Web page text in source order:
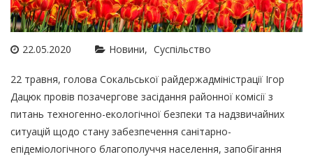
22.05.2020 Новини Суспільство
22 травня, голова Сокальської райдержадміністрації Ігор
Дацюк провів позачергове засідання районної комісії з
питань техногенно-екологічної безпеки та надзвичайних
ситуацій щодо стану забезпечення санітарно-
епідеміологічного благополуччя населення, запобігання